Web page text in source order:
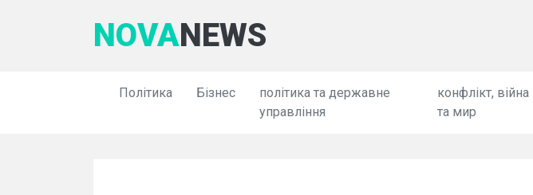
NOVANEWS
Політика Бізнес
політика та державне
управління
конфлікт, війна
та мир